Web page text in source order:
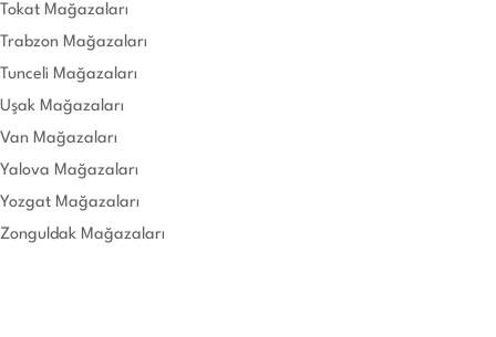
Tokat Mağazaları
Trabzon Mağazaları
Tunceli Mağazaları
Uşak Mağazaları
Van Mağazaları
Yalova Mağazaları
Yozgat Mağazaları
Zonguldak Mağazaları